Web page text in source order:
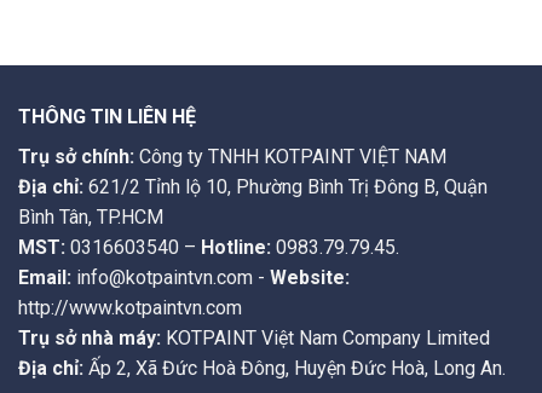
THÔNG TIN LIÊN HỆ
Trụ sở chính: Công ty TNHH KOTPAINT VIỆT NAM
Địa chỉ: 621/2 Tỉnh lộ 10, Phường Bình Trị Đông B, Quận
Bình Tân, TP.HCM
MST: 0316603540 – Hotline: 0983.79.79.45.
Email: info@kotpaintvn.com - Website:
http://www.kotpaintvn.com
Trụ sở nhà máy: KOTPAINT Việt Nam Company Limited
Địa chỉ: Ấp 2, Xã Đức Hoà Đông, Huyện Đức Hoà, Long An.